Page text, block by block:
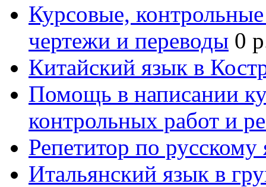
Курсовые,
чертежи и переводы 0
Китайский язык в
Помощь в написании
контрольных работ и
Репетитор по русскому
Итальянский язык в